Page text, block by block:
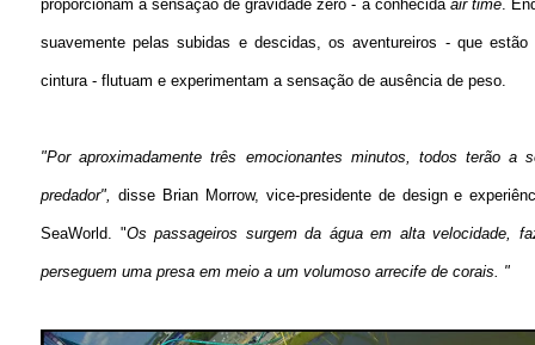
proporcionam a sensação de gravidade zero - a conhecida air time.
suavemente pelas subidas e descidas, os aventureiros - que
cintura - flutuam e experimentam a sensação de ausência de peso.
"Por aproximadamente três emocionantes minutos, todos terão a
predador", disse Brian Morrow, vice-presidente de design e
SeaWorld. "Os passageiros surgem da água em alta velocidade,
perseguem uma presa em meio a um volumoso arrecife de corais. "